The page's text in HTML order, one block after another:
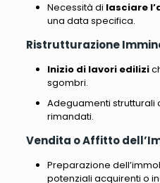
Necessità di lasciare
una data specifica.
Ristrutturazione
Inizio di lavori edilizi
sgombri.
Adeguamenti strutturali
rimandati.
Vendita o Affitto
Preparazione
potenziali acquirenti o